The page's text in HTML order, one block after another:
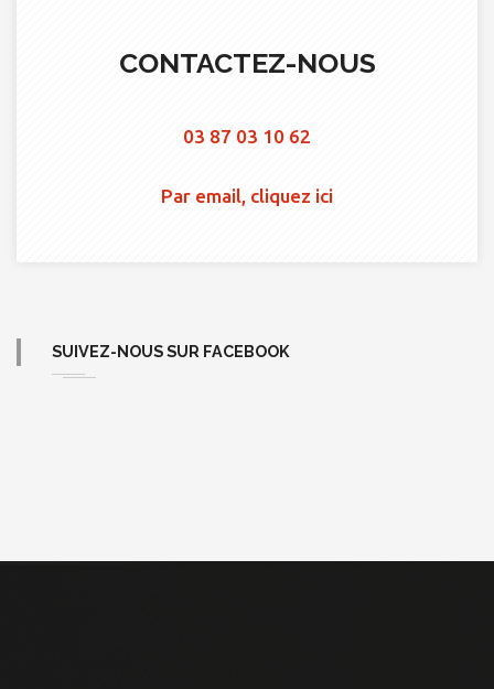
CONTACTEZ-NOUS
03 87 03 10 62
Par email, cliquez ici
SUIVEZ-NOUS SUR FACEBOOK